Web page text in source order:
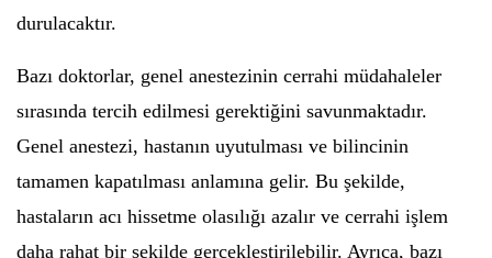
durulacaktır.
Bazı doktorlar, genel anestezinin cerrahi müdahaleler
sırasında tercih edilmesi gerektiğini savunmaktadır.
Genel anestezi, hastanın uyutulması ve bilincinin
tamamen kapatılması anlamına gelir. Bu şekilde,
hastaların acı hissetme olasılığı azalır ve cerrahi işlem
daha rahat bir şekilde gerçekleştirilebilir. Ayrıca, bazı